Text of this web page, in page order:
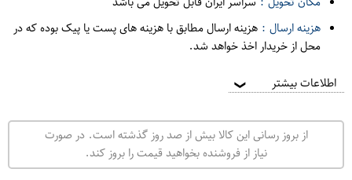
هزینه ارسال : هزینه ارسال مطابق با هزینه های پست یا پیک بوده که در
محل از خریدار اخذ خواهد شد.
اطلاعات بیشتر ❯
از بروز رسانی این کالا بیش از صد روز گذشته است. در صورت
نیاز از فروشنده بخواهید قیمت را بروز کند.